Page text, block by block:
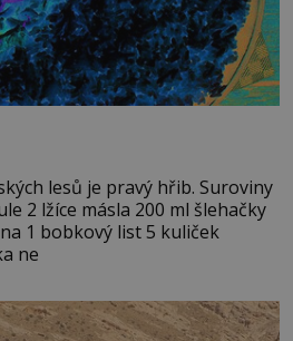
je pravý hřib. Suroviny
2 lžíce másla 200 ml šlehačky
1 bobkový list 5 kuliček
ne